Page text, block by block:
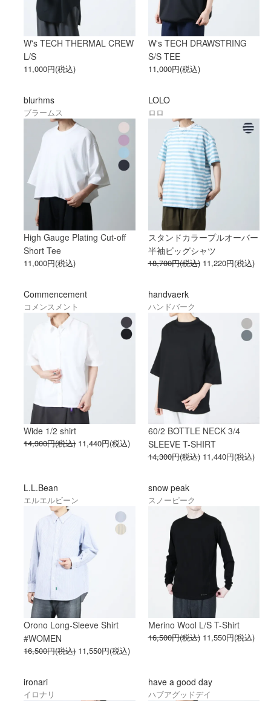
W's TECH THERMAL CREW
L/S
11,000円(税込)
W's TECH DRAWSTRING
S/S TEE
11,000円(税込)
blurhms
ブラームス
High Gauge Plating Cut-off
Short Tee
11,000円(税込)
LOLO
ロロ
スタンドカラープルオーバー
半袖ビッグシャツ
18,700円(税込) 11,220円(税込)
Commencement
コメンスメント
Wide 1/2 shirt
14,300円(税込) 11,440円(税込)
handvaerk
ハンドバーク
60/2 BOTTLE NECK 3/4
SLEEVE T-SHIRT
14,300円(税込) 11,440円(税込)
L.L.Bean
エルエルビーン
Orono Long-Sleeve Shirt
#WOMEN
16,500円(税込) 11,550円(税込)
snow peak
スノーピーク
Merino Wool L/S T-Shirt
16,500円(税込) 11,550円(税込)
ironari
イロナリ
have a good day
ハブアグッドデイ